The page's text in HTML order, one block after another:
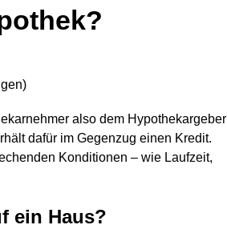
)
also dem Hypothekargeber
dafür im Gegenzug einen Kredit.
Konditionen – wie Laufzeit,
ein Haus?